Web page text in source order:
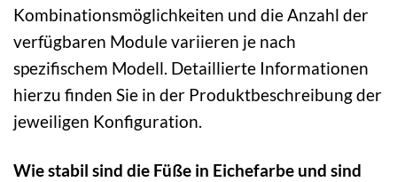
Kombinationsmöglichkeiten und die Anzahl der
verfügbaren Module variieren je nach
spezifischem Modell. Detaillierte Informationen
hierzu finden Sie in der Produktbeschreibung der
jeweiligen Konfiguration.
Wie stabil sind die Füße in Eichefarbe und sind